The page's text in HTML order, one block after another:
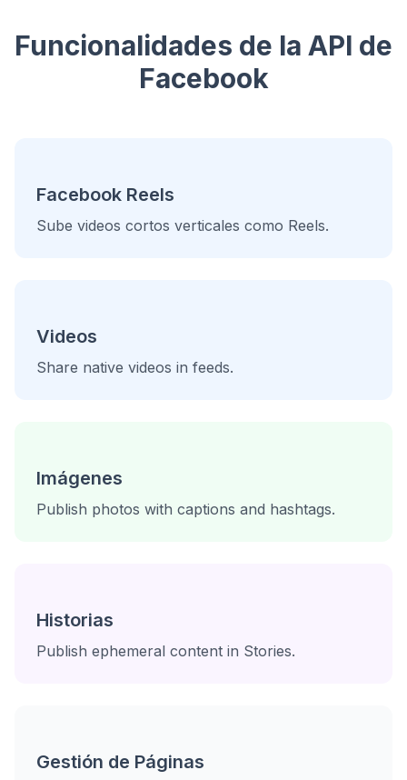
Funcionalidades de la API de
Facebook
Facebook Reels
Sube videos cortos verticales como Reels.
Videos
Share native videos in feeds.
Imágenes
Publish photos with captions and hashtags.
Historias
Publish ephemeral content in Stories.
Gestión de Páginas